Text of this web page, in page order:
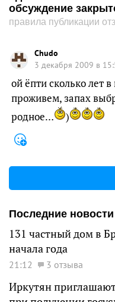
обсуждение
правила публикации
Chudo
3 декабря 2009 в
ой ёпти сколько лет
проживем, запах
родное…
)
Последние новости
131 частный дом в
начала года
21:12 3 отзыва
Иркутян